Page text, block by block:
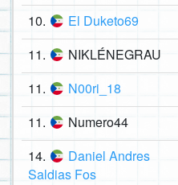
10. El Duketo69
11. NIKLÉNEGRAU
11. N00ri_18
11. Numero44
14.
Daniel Andres
Saldias Fos